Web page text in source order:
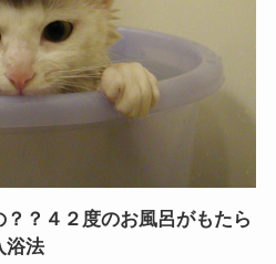
？４２度のお風呂がもたら
浴法